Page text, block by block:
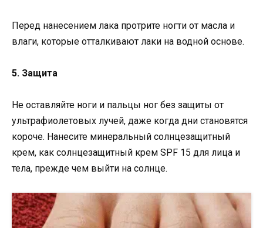
Перед нанесением лака протрите ногти от масла и
влаги, которые отталкивают лаки на водной основе.
5. Защита
Не оставляйте ноги и пальцы ног без защиты от
ультрафиолетовых лучей, даже когда дни становятся
короче. Нанесите минеральный солнцезащитный
крем, как солнцезащитный крем SPF 15 для лица и
тела, прежде чем выйти на солнце.